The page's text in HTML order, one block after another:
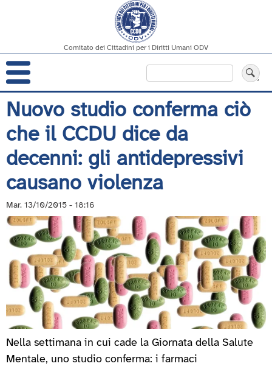
Salta
al
contenuto
principale
Comitato dei Cittadini per i Diritti Umani ODV
Navigazione
principale
Nuovo studio conferma ciò
che il CCDU dice da
decenni: gli antidepressivi
causano violenza
Mar. 13/10/2015 - 18:16
Nella settimana in cui cade la Giornata della Salute
Mentale, uno studio conferma: i farmaci